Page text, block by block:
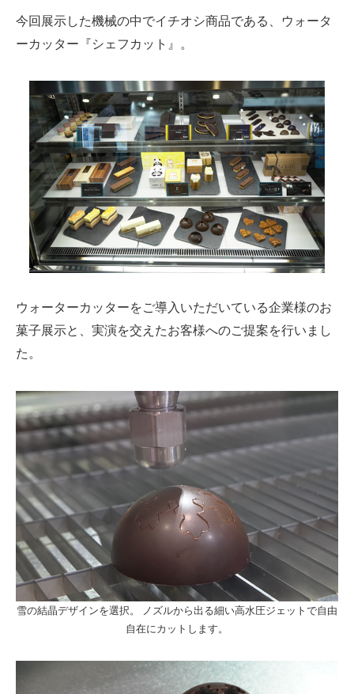
今回展示した機械の中でイチオシ商品である、ウォータ
ーカッター『シェフカット』。
ウォーターカッターをご導入いただいている企業様のお
菓子展示と、実演を交えたお客様へのご提案を行いまし
た。
雪の結晶デザインを選択。 ノズルから出る細い高水圧ジェットで自由
自在にカットします。